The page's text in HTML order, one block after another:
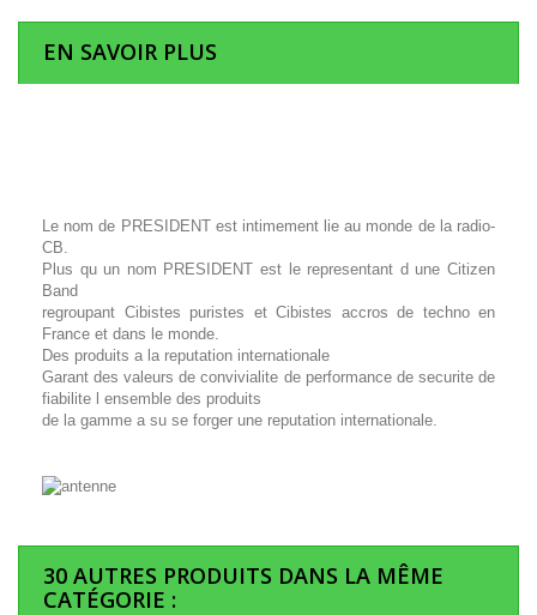
EN SAVOIR PLUS
Le nom de PRESIDENT est intimement lie au monde de la radio-
CB.
Plus qu un nom PRESIDENT est le representant d une Citizen
Band
regroupant Cibistes puristes et Cibistes accros de techno en
France et dans le monde.
Des produits a la reputation internationale
Garant des valeurs de convivialite de performance de securite de
fiabilite l ensemble des produits
de la gamme a su se forger une reputation internationale.
30 AUTRES PRODUITS DANS LA MÊME
CATÉGORIE :